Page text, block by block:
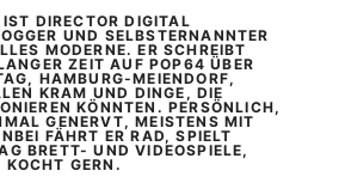
DIRECTOR DIGITAL
UND SELBSTERNANNTER
MODERNE. ER SCHREIBT
ZEIT AUF POP64 ÜBER
HAMBURG-MEIENDORF,
KRAM UND DINGE, DIE
KÖNNTEN. PERSÖNLICH,
GENERVT, MEISTENS MIT
FÄHRT ER RAD, SPIELT
BRETT- UND VIDEOSPIELE,
GERN.